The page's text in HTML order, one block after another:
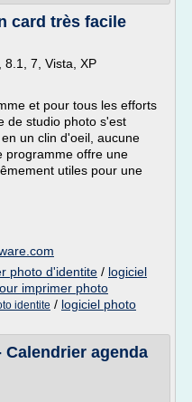
card très facile
8.1, 7, Vista, XP
et pour tous les efforts
de studio photo s'est
un clin d'oeil, aucune
programme offre une
utiles pour une
photo d'identite / logiciel
imprimer photo
identite / logiciel photo
agenda